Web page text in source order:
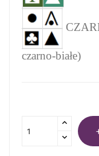
czarno-białe)